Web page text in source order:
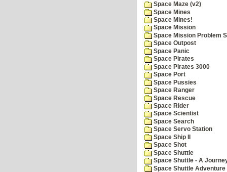
Space Maze (v2)
Space Mines
Space Mines!
Space Mission
Space Mission Problem
Space Outpost
Space Panic
Space Pirates
Space Pirates 3000
Space Port
Space Pussies
Space Ranger
Space Rescue
Space Rider
Space Scientist
Space Search
Space Servo Station
Space Ship II
Space Shot
Space Shuttle
Space Shuttle - A
Space Shuttle Adventure